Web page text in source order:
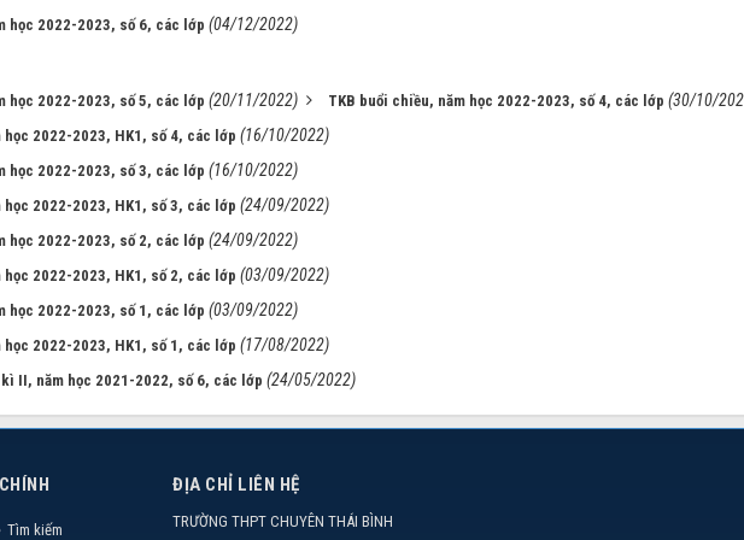
học 2022-2023, số 6, các lớp (04/12/2022)
học 2022-2023, số 5, các lớp (20/11/2022) TKB buổi chiều, năm học 2022-2023, số 4, các lớp (30/10/
học 2022-2023, HK1, số 4, các lớp (16/10/2022)
học 2022-2023, số 3, các lớp (16/10/2022)
học 2022-2023, HK1, số 3, các lớp (24/09/2022)
học 2022-2023, số 2, các lớp (24/09/2022)
học 2022-2023, HK1, số 2, các lớp (03/09/2022)
học 2022-2023, số 1, các lớp (03/09/2022)
học 2022-2023, HK1, số 1, các lớp (17/08/2022)
II, năm học 2021-2022, số 6, các lớp (24/05/2022)
Tìm kiếm
ĐỊA CHỈ LIÊN HỆ
TRƯỜNG THPT CHUYÊN THÁI BÌNH